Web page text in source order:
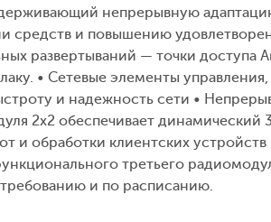
непрерывную
средств и повышению
развертываний — точки доступа
• Сетевые элементы
и надежность сети •
2x2 обеспечивает
и обработки клиентских
третьего
и по расписанию.